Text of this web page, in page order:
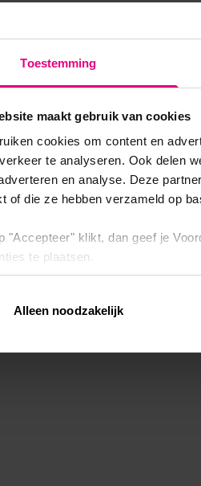
Toestemming
maakt gebruik van cookies
cookies om content en
te analyseren. Ook delen
en analyse. Deze
of die ze hebben verzameld op
"Accepteer" klikt, dan geef je
te plaatsen.
instellingen" kun je ook zelf
op onscookiebeleid.
Alleen noodzakelijk
a client-side exception has